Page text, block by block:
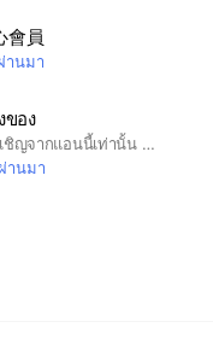
會員
านมา
ของ
กลุ่มนี้เฉพาะ VIP ที่ได้รับเชิญจากแอนนี้เท่านั้น 😁😁💓💓
านมา